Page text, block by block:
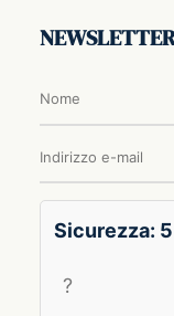
Sicurezza: